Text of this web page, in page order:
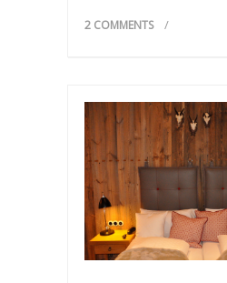
2 COMMENTS